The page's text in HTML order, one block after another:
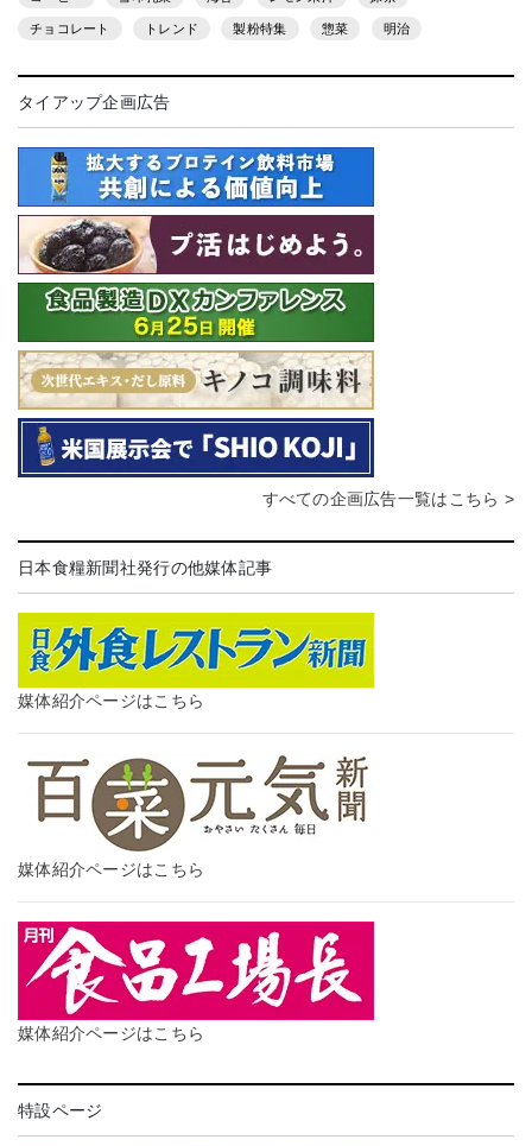
チョコレート トレンド 製粉特集 惣菜 明治
タイアップ企画広告
すべての企画広告一覧はこちら >
日本食糧新聞社発行の他媒体記事
媒体紹介ページはこちら
媒体紹介ページはこちら
媒体紹介ページはこちら
特設ページ